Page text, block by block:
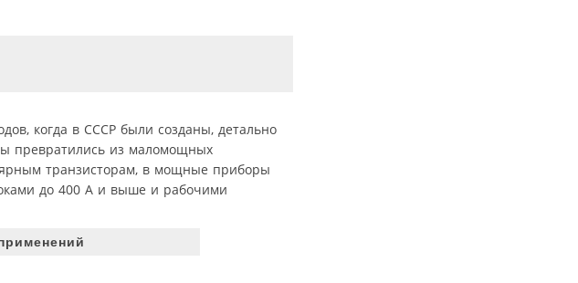
когда в СССР были созданы, детально
превратились из маломощных
транзисторам, в мощные приборы
до 400 А и выше и рабочими